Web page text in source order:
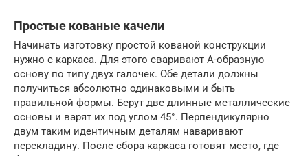
Простые кованые качели
Начинать изготовку простой кованой конструкции
нужно с каркаса. Для этого сваривают А-образную
основу по типу двух галочек. Обе детали должны
получиться абсолютно одинаковыми и быть
правильной формы. Берут две длинные металлические
основы и варят их под углом 45°. Перпендикулярно
двум таким идентичным деталям наваривают
перекладину. После сбора каркаса готовят место, где